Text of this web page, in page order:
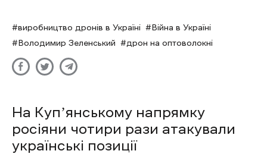
виробництво дронів в Україні
Війна в Україні
Володимир Зеленський
дрон на оптоволокні
На Купʼянському напрямку
росіяни чотири рази атакували
українські позиції